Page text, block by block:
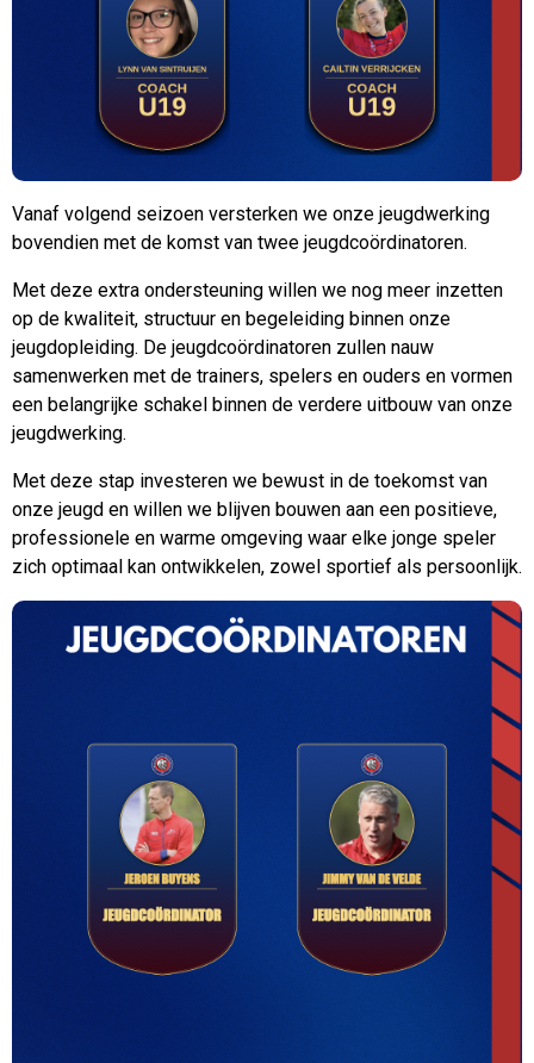
Vanaf volgend seizoen versterken we onze jeugdwerking
bovendien met de komst van twee jeugdcoördinatoren.
Met deze extra ondersteuning willen we nog meer inzetten
op de kwaliteit, structuur en begeleiding binnen onze
jeugdopleiding. De jeugdcoördinatoren zullen nauw
samenwerken met de trainers, spelers en ouders en vormen
een belangrijke schakel binnen de verdere uitbouw van onze
jeugdwerking.
Met deze stap investeren we bewust in de toekomst van
onze jeugd en willen we blijven bouwen aan een positieve,
professionele en warme omgeving waar elke jonge speler
zich optimaal kan ontwikkelen, zowel sportief als persoonlijk.